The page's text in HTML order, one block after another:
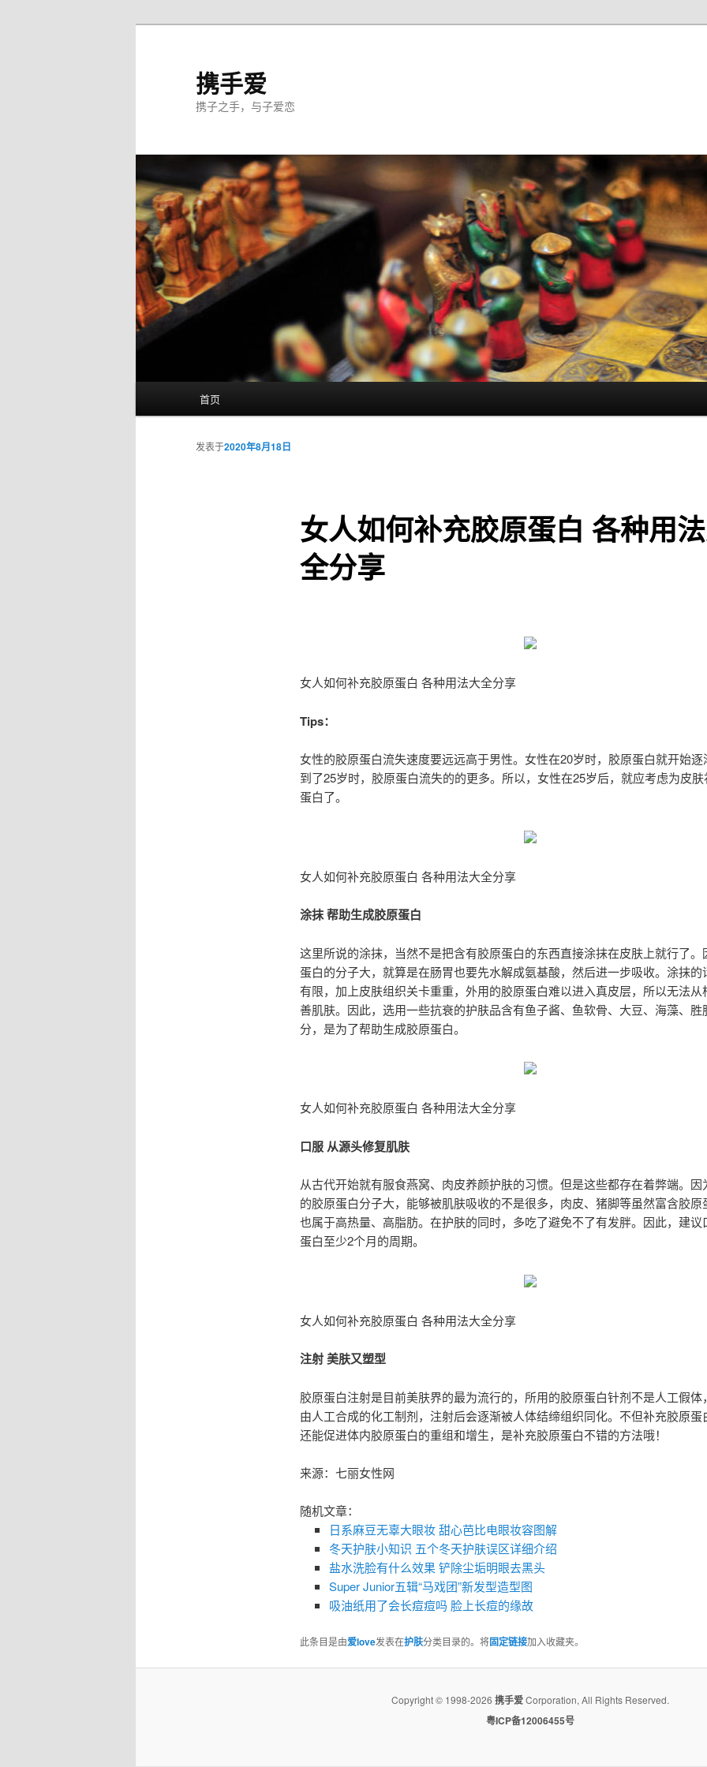
携手爱
携子之手，与子爱恋
首页
女人如何补充胶原蛋白 各种用
全分享
发表于2020年8月18日
女人如何补充胶原蛋白 各种用法大全分享
Tips：
女性的胶原蛋白流失速度要远远高于男性。女性在20岁时，胶原蛋白就开始逐
到了25岁时，胶原蛋白流失的的更多。所以，女性在25岁后，就应考虑为皮
蛋白了。
女人如何补充胶原蛋白 各种用法大全分享
涂抹 帮助生成胶原蛋白
这里所说的涂抹，当然不是把含有胶原蛋白的东西直接涂抹在皮肤上就行了。
蛋白的分子大，就算是在肠胃也要先水解成氨基酸，然后进一步吸收。涂抹的
有限，加上皮肤组织关卡重重，外用的胶原蛋白难以进入真皮层，所以无法从
善肌肤。因此，选用一些抗衰的护肤品含有鱼子酱、鱼软骨、大豆、海藻、胜
分，是为了帮助生成胶原蛋白。
女人如何补充胶原蛋白 各种用法大全分享
口服 从源头修复肌肤
从古代开始就有服食燕窝、肉皮养颜护肤的习惯。但是这些都存在着弊端。因
的胶原蛋白分子大，能够被肌肤吸收的不是很多，肉皮、猪脚等虽然富含胶原
也属于高热量、高脂肪。在护肤的同时，多吃了避免不了有发胖。因此，建议
蛋白至少2个月的周期。
女人如何补充胶原蛋白 各种用法大全分享
注射 美肤又塑型
胶原蛋白注射是目前美肤界的最为流行的，所用的胶原蛋白针剂不是人工假体
由人工合成的化工制剂，注射后会逐渐被人体结缔组织同化。不但补充胶原蛋
还能促进体内胶原蛋白的重组和增生，是补充胶原蛋白不错的方法哦！
来源：七丽女性网
随机文章：
日系麻豆无辜大眼妆 甜心芭比电眼妆容图解
冬天护肤小知识 五个冬天护肤误区详细介绍
盐水洗脸有什么效果 铲除尘垢明眼去黑头
Super Junior五辑“马戏团”新发型造型图
吸油纸用了会长痘痘吗 脸上长痘的缘故
此条目是由爱love发表在护肤分类目录的。将固定链接加入收藏夹。
Copyright © 1998-2026 携手爱Corporation, All Rights Reserved.
粤ICP备12006455号